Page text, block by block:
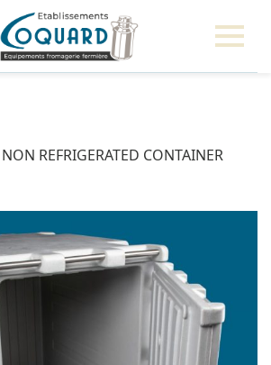
REFRIGERATED CONTAINER